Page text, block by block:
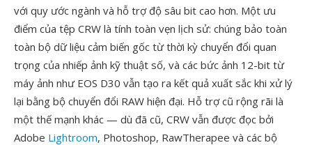
với quy ước ngành và hỗ trợ độ sâu bit cao hơn. Một ưu
điểm của tệp CRW là tính toàn vẹn lịch sử: chúng bảo toàn
toàn bộ dữ liệu cảm biến gốc từ thời kỳ chuyển đổi quan
trọng của nhiếp ảnh kỹ thuật số, và các bức ảnh 12-bit từ
máy ảnh như EOS D30 vẫn tạo ra kết quả xuất sắc khi xử lý
lại bằng bộ chuyển đổi RAW hiện đại. Hỗ trợ cũ rộng rãi là
một thế mạnh khác — dù đã cũ, CRW vẫn được đọc bởi
Adobe Lightroom, Photoshop, RawTherapee và các bộ